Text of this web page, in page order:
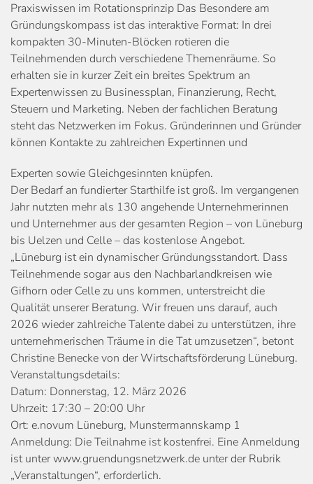
Praxiswissen im Rotationsprinzip Das Besondere am
Gründungskompass ist das interaktive Format: In drei
kompakten 30-Minuten-Blöcken rotieren die
Teilnehmenden durch verschiedene Themenräume. So
erhalten sie in kurzer Zeit ein breites Spektrum an
Expertenwissen zu Businessplan, Finanzierung, Recht,
Steuern und Marketing. Neben der fachlichen Beratung
steht das Netzwerken im Fokus. Gründerinnen und Gründer
können Kontakte zu zahlreichen Expertinnen und
Experten sowie Gleichgesinnten knüpfen.
Der Bedarf an fundierter Starthilfe ist groß. Im vergangenen
Jahr nutzten mehr als 130 angehende Unternehmerinnen
und Unternehmer aus der gesamten Region – von Lüneburg
bis Uelzen und Celle – das kostenlose Angebot.
„Lüneburg ist ein dynamischer Gründungsstandort. Dass
Teilnehmende sogar aus den Nachbarlandkreisen wie
Gifhorn oder Celle zu uns kommen, unterstreicht die
Qualität unserer Beratung. Wir freuen uns darauf, auch
2026 wieder zahlreiche Talente dabei zu unterstützen, ihre
unternehmerischen Träume in die Tat umzusetzen“, betont
Christine Benecke von der Wirtschaftsförderung Lüneburg.
Veranstaltungsdetails:
Datum: Donnerstag, 12. März 2026
Uhrzeit: 17:30 – 20:00 Uhr
Ort: e.novum Lüneburg, Munstermannskamp 1
Anmeldung: Die Teilnahme ist kostenfrei. Eine Anmeldung
ist unter www.gruendungsnetzwerk.de unter der Rubrik
„Veranstaltungen“, erforderlich.